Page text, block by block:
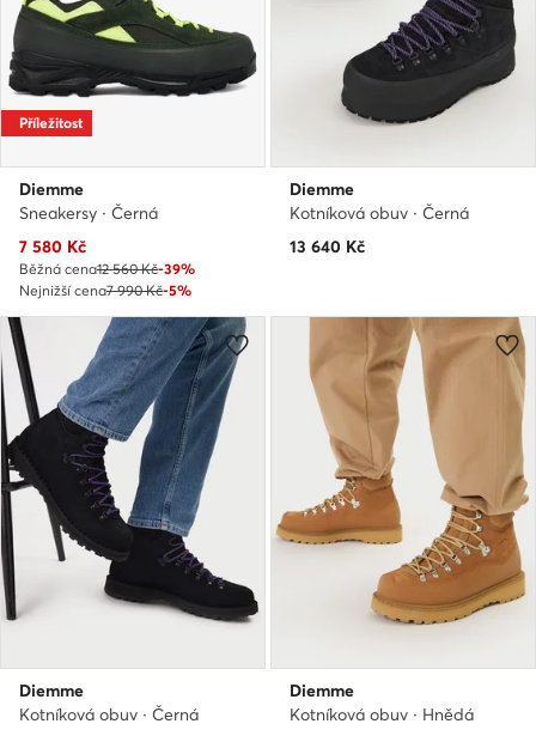
Příležitost
Diemme
Sneakersy · Černá
Aktuální cena
7 580 Kč
Běžná cena12 560 Kč-39%
Nejnižší cena7 990 Kč-5%
Diemme
Kotníková obuv · Černá
13 640 Kč
Diemme
Kotníková obuv · Černá
Diemme
Kotníková obuv · Hnědá